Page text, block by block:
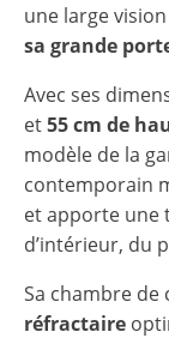
une large
sa grande
Avec ses
et55 cm de
modèle de la
contemporain
et apporte une
d’intérieur, du
Sa chambre
réfractaire